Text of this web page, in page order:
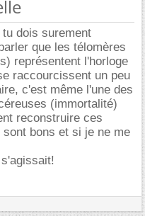
dois surement
que les télomères
représentent l'horloge
raccourcissent un peu
c'est même l'une des
(immortalité)
reconstruire ces
bons et si je ne me